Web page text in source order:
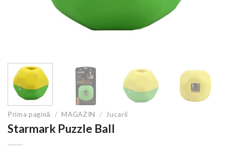
Prima pagină / MAGAZIN / Jucarii
Starmark Puzzle Ball